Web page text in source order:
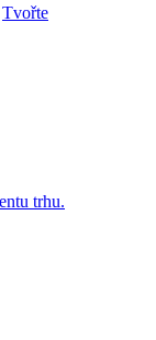
Tvořte
trhu.